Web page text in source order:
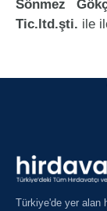
Sönmez
Tic.ltd.şti. ile
Türkiye'de yer alan